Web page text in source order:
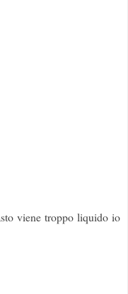
viene troppo liquido io